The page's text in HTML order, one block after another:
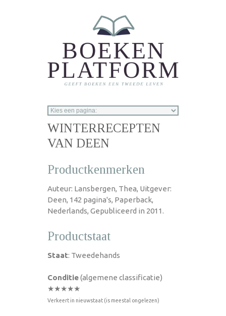
WINTERRECEPTEN
VAN DEEN
Productkenmerken
Auteur: Lansbergen, Thea, Uitgever:
Deen, 142 pagina's, Paperback,
Nederlands, Gepubliceerd in 2011.
Productstaat
Staat: Tweedehands
Conditie(algemene classificatie)
★★★★★
Verkeert in nieuwstaat (is meestal ongelezen)